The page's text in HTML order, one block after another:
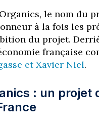
le nom du
à la fois les
du projet.
française
et Xavier Niel.
: un projet